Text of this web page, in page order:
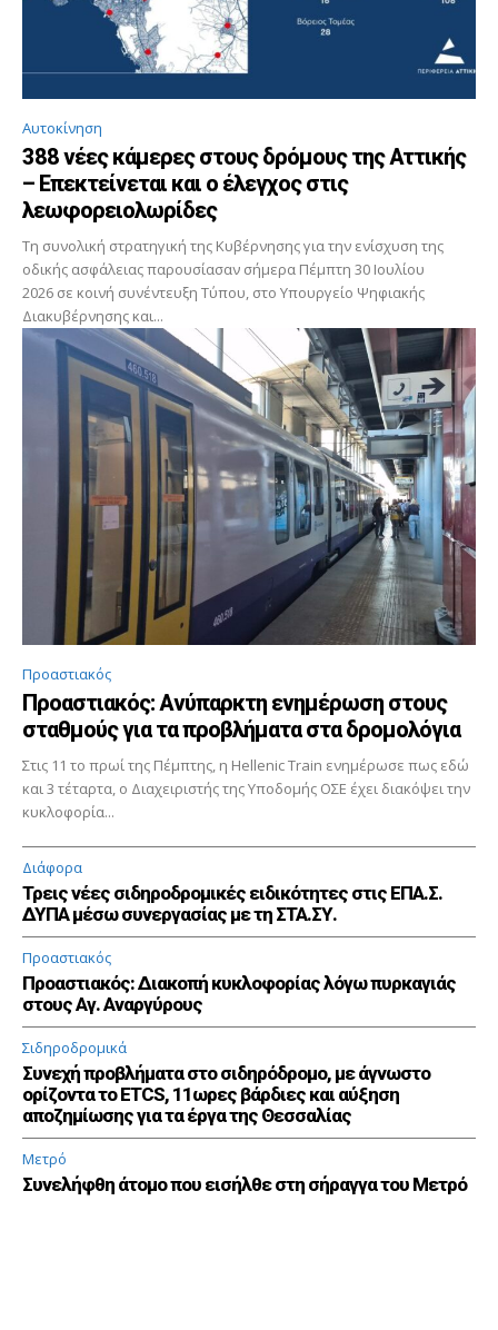
Αυτοκίνηση
388 νέες κάμερες στους δρόμους της Αττικής
– Επεκτείνεται και ο έλεγχος στις
λεωφορειολωρίδες
Τη συνολική στρατηγική της Κυβέρνησης για την ενίσχυση της
οδικής ασφάλειας παρουσίασαν σήμερα Πέμπτη 30 Ιουλίου
2026 σε κοινή συνέντευξη Τύπου, στο Υπουργείο Ψηφιακής
Διακυβέρνησης και...
Προαστιακός
Προαστιακός: Ανύπαρκτη ενημέρωση στους
σταθμούς για τα προβλήματα στα δρομολόγια
Στις 11 το πρωί της Πέμπτης, η Hellenic Train ενημέρωσε πως εδώ
και 3 τέταρτα, ο Διαχειριστής της Υποδομής ΟΣΕ έχει διακόψει την
κυκλοφορία...
Διάφορα
Τρεις νέες σιδηροδρομικές ειδικότητες στις ΕΠΑ.Σ.
ΔΥΠΑ μέσω συνεργασίας με τη ΣΤΑ.ΣΥ.
Προαστιακός
Προαστιακός: Διακοπή κυκλοφορίας λόγω πυρκαγιάς
στους Αγ. Αναργύρους
Σιδηροδρομικά
Συνεχή προβλήματα στο σιδηρόδρομο, με άγνωστο
ορίζοντα το ETCS, 11ωρες βάρδιες και αύξηση
αποζημίωσης για τα έργα της Θεσσαλίας
Μετρό
Συνελήφθη άτομο που εισήλθε στη σήραγγα του Μετρό